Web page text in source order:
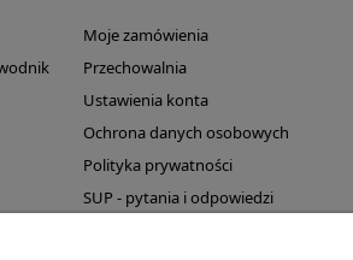
Moje zamówienia
Przechowalnia
Ustawienia konta
Ochrona danych osobowych
Polityka prywatności
SUP - pytania i odpowiedzi